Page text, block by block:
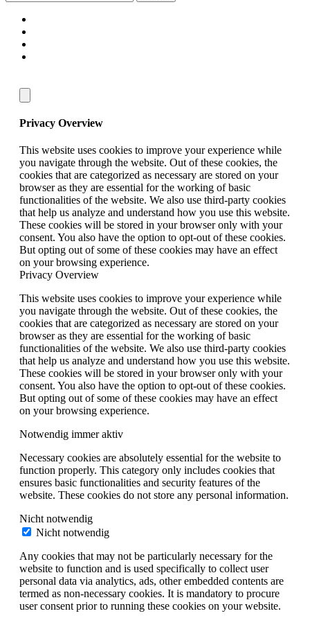
Privacy Overview
This website uses cookies to improve your experience while
you navigate through the website. Out of these cookies, the
cookies that are categorized as necessary are stored on your
browser as they are essential for the working of basic
functionalities of the website. We also use third-party cookies
that help us analyze and understand how you use this website.
These cookies will be stored in your browser only with your
consent. You also have the option to opt-out of these cookies.
But opting out of some of these cookies may have an effect
on your browsing experience.
Privacy Overview
This website uses cookies to improve your experience while
you navigate through the website. Out of these cookies, the
cookies that are categorized as necessary are stored on your
browser as they are essential for the working of basic
functionalities of the website. We also use third-party cookies
that help us analyze and understand how you use this website.
These cookies will be stored in your browser only with your
consent. You also have the option to opt-out of these cookies.
But opting out of some of these cookies may have an effect
on your browsing experience.
Notwendig immer aktiv
Necessary cookies are absolutely essential for the website to
function properly. This category only includes cookies that
ensures basic functionalities and security features of the
website. These cookies do not store any personal information.
Nicht notwendig
Nicht notwendig
Any cookies that may not be particularly necessary for the
website to function and is used specifically to collect user
personal data via analytics, ads, other embedded contents are
termed as non-necessary cookies. It is mandatory to procure
user consent prior to running these cookies on your website.